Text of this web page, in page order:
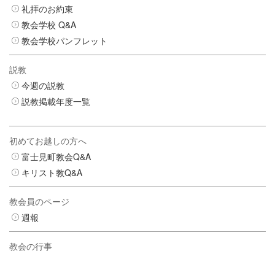
礼拝のお約束
教会学校 Q&A
教会学校パンフレット
説教
今週の説教
説教掲載年度一覧
初めてお越しの方へ
富士見町教会Q&A
キリスト教Q&A
教会員のページ
週報
教会の行事